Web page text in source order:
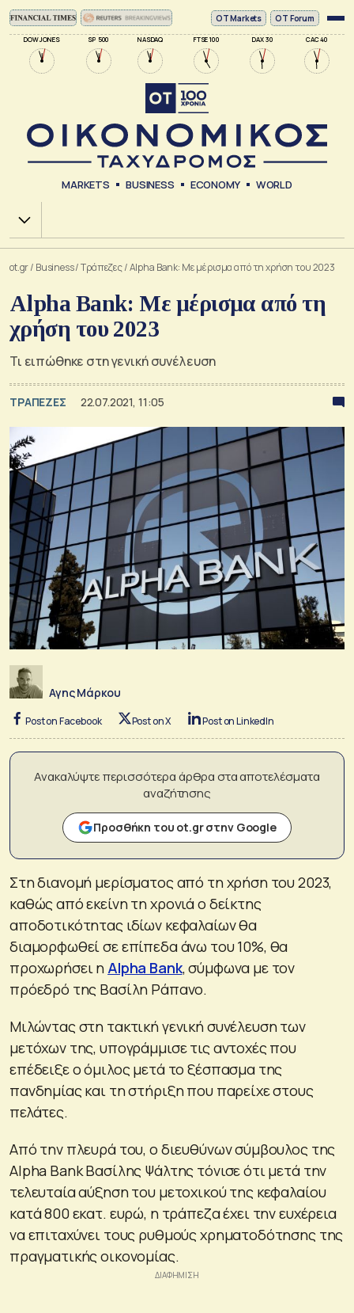
DOW JONES SP 500 NASDAQ FTSE 100 DAX 30 CAC 40
ΟΤ Markets OT Forum
MARKETS BUSINESS ECONOMY WORLD
Χ.Α.
ot.gr/ Business/Τράπεζες/Alpha Bank: Με μέρισμα από τη χρήση του 2023
Alpha Bank: Με μέρισμα από τη
χρήση του 2023
Τι ειπώθηκε στη γενική συνέλευση
ΤΡΑΠΕΖΕΣ 22.07.2021, 11:05
Αγης Μάρκου
Post on Facebook Post on X Post on LinkedIn
Ανακαλύψτε περισσότερα άρθρα στα αποτελέσματα
αναζήτησης
Προσθήκη του ot.gr στην Google
Στη διανομή μερίσματος από τη χρήση του 2023,
καθώς από εκείνη τη χρονιά ο δείκτης
αποδοτικότητας ιδίων κεφαλαίων θα
διαμορφωθεί σε επίπεδα άνω του 10%, θα
προχωρήσει η Alpha Bank, σύμφωνα με τον
πρόεδρό της Βασίλη Ράπανο.
Μιλώντας στη τακτική γενική συνέλευση των
μετόχων της, υπογράμμισε τις αντοχές που
επέδειξε ο όμιλος μετά το ξέσπασμα της
πανδημίας και τη στήριξη που παρείχε στους
πελάτες.
Από την πλευρά του, ο διευθύνων σύμβουλος της
Alpha Bank Βασίλης Ψάλτης τόνισε ότι μετά την
τελευταία αύξηση του μετοχικού της κεφαλαίου
κατά 800 εκατ. ευρώ, η τράπεζα έχει την ευχέρεια
να επιταχύνει τους ρυθμούς χρηματοδότησης της
πραγματικής οικονομίας.